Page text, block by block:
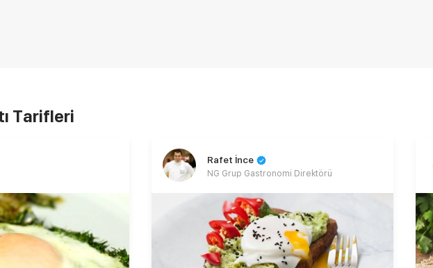
Tarifleri
Rafet İnce
NG Grup Gastronomi Direktörü